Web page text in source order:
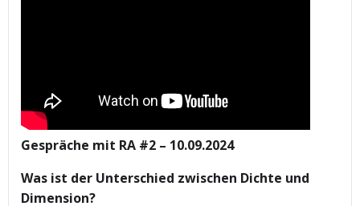
Gespräche mit RA #2 – 10.09.2024
Was ist der Unterschied zwischen Dichte und
Dimension?